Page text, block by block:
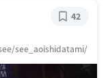
see_aoishidatami/
42